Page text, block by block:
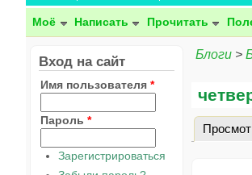
Моё Написать Прочитать
Блоги >
Вход на сайт
Имя пользователя *
Пароль *
Зарегистрироваться